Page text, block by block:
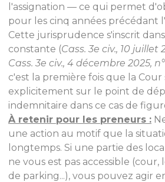
l'assignation — ce qui permet
pour les cinq années précédant
Cette jurisprudence s'inscrit
constante (Cass. 3e civ., 10 juillet
Cass. 3e civ., 4 décembre 2025,
c'est la première fois que la
explicitement sur le point de
indemnitaire dans ce cas de
À retenir pour les preneurs :
une action au motif que la
longtemps. Si une partie des
ne vous est pas accessible (cour,
de parking...), vous pouvez agir